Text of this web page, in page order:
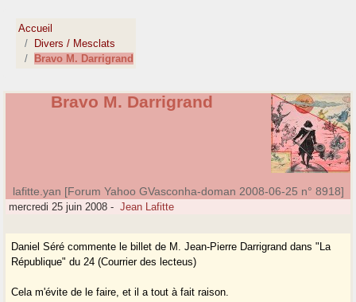
Accueil
Divers / Mesclats
Bravo M. Darrigrand
Bravo M. Darrigrand
lafitte.yan [Forum Yahoo GVasconha-doman 2008-06-25 n° 8918]
mercredi 25 juin 2008 - Jean Lafitte
Daniel Séré commente le billet de M. Jean-Pierre Darrigrand dans "La
République" du 24 (Courrier des lecteus)
Cela m'évite de le faire, et il a tout à fait raison.